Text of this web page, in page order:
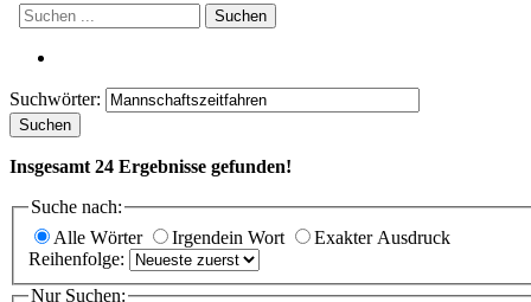
Suchen
Suchwörter:
Suchen
Insgesamt 24 Ergebnisse gefunden!
Suche nach:
Alle Wörter
Irgendein Wort
Exakter Ausdruck
Reihenfolge:
Nur Suchen: